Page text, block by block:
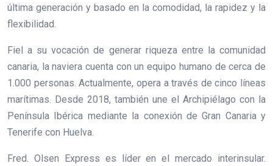
última generación y basado en la comodidad, la rapidez y la
flexibilidad.
Fiel a su vocación de generar riqueza entre la comunidad
canaria, la naviera cuenta con un equipo humano de cerca de
1.000 personas. Actualmente, opera a través de cinco líneas
marítimas. Desde 2018, también une el Archipiélago con la
Península Ibérica mediante la conexión de Gran Canaria y
Tenerife con Huelva.
Fred. Olsen Express es líder en el mercado interinsular.